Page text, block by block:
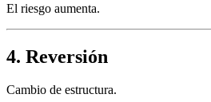
El riesgo aumenta.
4. Reversión
Cambio de estructura.